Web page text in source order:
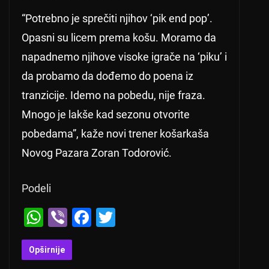
“Potrebno je sprečiti njihov ‘pik end pop’.
Opasni su licem prema košu. Moramo da
napadnemo njihove visoke igrače na ‘piku’ i
da probamo da dođemo do poena iz
tranzicije. Idemo na pobedu, nije fraza.
Mnogo je lakše kad sezonu otvorite
pobedama”, kaže novi trener košarkaša
Novog Pazara Zoran Todorović.
Podeli
W
h
at
Vi
b
er
F
Opširnije